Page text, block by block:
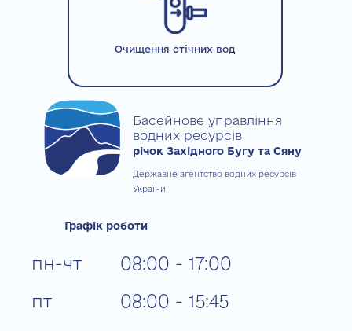
Очищення стічних вод
Басейнове управління
водних ресурсів
річок Західного Бугу та Сяну
Державне агентство водних ресурсів
України
Графік роботи
пн-чт
пт
08:00 - 17:00
08:00 - 15:45